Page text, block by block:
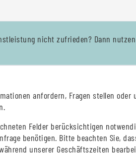
nicht zufrieden? Dann
anfordern, Fragen stellen oder
Felder berücksichtigen
benötigen. Bitte beachten Sie,
unserer Geschäftszeiten